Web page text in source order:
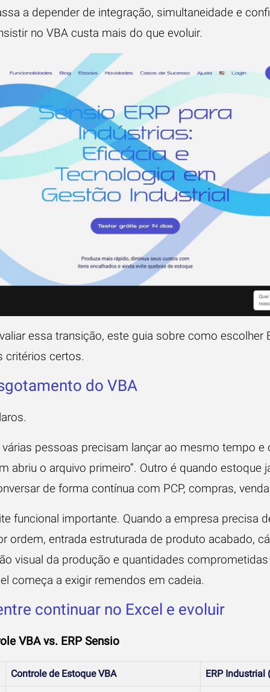
a depender de integração, simultaneidade e
no VBA custa mais do que evoluir.
essa transição, este guia sobre como escolher
critérios certos.
do VBA
pessoas precisam lançar ao mesmo tempo
abriu o arquivo primeiro”. Outro é quando estoque
de forma contínua com PCP, compras,
funcional importante. Quando a empresa precisa
ordem, entrada estruturada de produto acabado,
visual da produção e quantidades
começa a exigir remendos em cadeia.
continuar no Excel e evoluir
VBA vs. ERP Sensio
Controle de Estoque VBA ERP Industrial